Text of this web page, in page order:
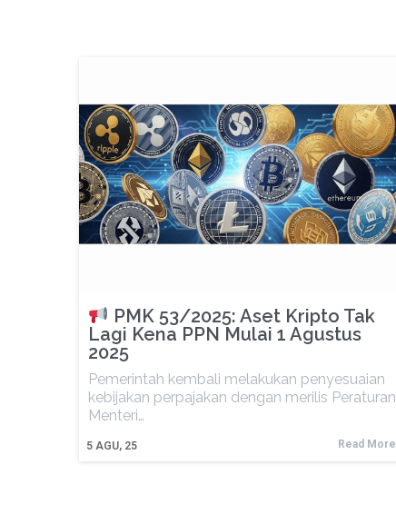
PMK 53/2025: Aset Kripto Tak
Lagi Kena PPN Mulai 1 Agustus
2025
5 AGU, 25
Pemerintah kembali melakukan penyesuaian
kebijakan perpajakan dengan merilis Peraturan
Menteri…
Read More